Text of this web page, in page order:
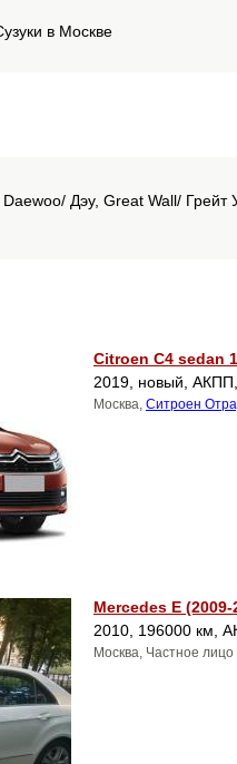
в Москве
Дэу, Great Wall/
Citroen C4 sedan
2019, новый,
Москва, Ситроен
Mercedes E (2009-
2010, 196000 км,
Москва, Частное лицо